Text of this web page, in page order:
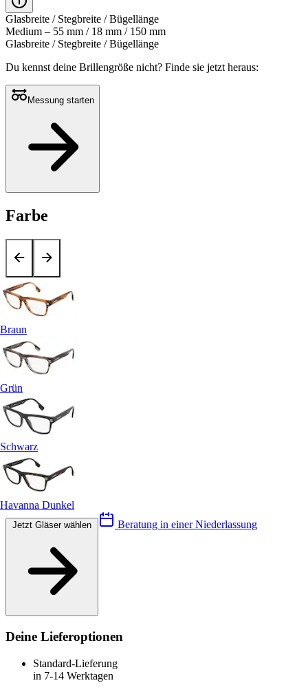
Glasbreite / Stegbreite / Bügellänge
Medium – 55 mm / 18 mm / 150 mm
Glasbreite / Stegbreite / Bügellänge
Du kennst deine Brillengröße nicht? Finde sie jetzt heraus:
Messung starten
Farbe
Braun
Grün
Schwarz
Havanna Dunkel
Beratung in einer Niederlassung
Deine Lieferoptionen
Standard-Lieferung
in 7-14 Werktagen